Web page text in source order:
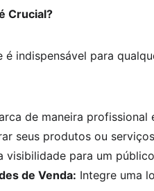
Crucial?
é indispensável para
de maneira
seus produtos ou
visibilidade para um
de Venda: Integre uma